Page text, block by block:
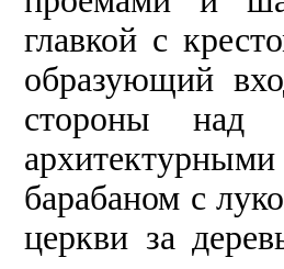
главкой с
образующий
стороны над
барабаном с
церкви за